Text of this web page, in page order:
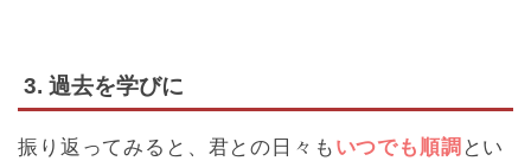
3. 過去を学びに
振り返ってみると、君との日々も いつでも順調 とい